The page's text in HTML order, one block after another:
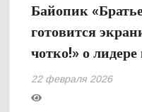
Байопик
готовится
чотко!» о
22 февраля 2026